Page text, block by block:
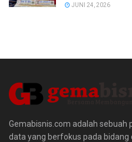
JUNI 24, 2026
Gemabisnis.com adalah
data yang berfokus pada bidang